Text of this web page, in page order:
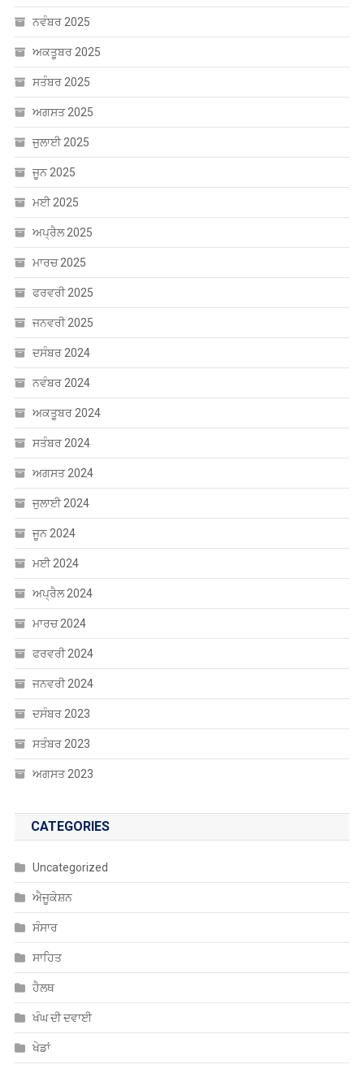
ਨਵੰਬਰ 2025
ਅਕਤੂਬਰ 2025
ਸਤੰਬਰ 2025
ਅਗਸਤ 2025
ਜੁਲਾਈ 2025
ਜੂਨ 2025
ਮਈ 2025
ਅਪ੍ਰੈਲ 2025
ਮਾਰਚ 2025
ਫਰਵਰੀ 2025
ਜਨਵਰੀ 2025
ਦਸੰਬਰ 2024
ਨਵੰਬਰ 2024
ਅਕਤੂਬਰ 2024
ਸਤੰਬਰ 2024
ਅਗਸਤ 2024
ਜੁਲਾਈ 2024
ਜੂਨ 2024
ਮਈ 2024
ਅਪ੍ਰੈਲ 2024
ਮਾਰਚ 2024
ਫਰਵਰੀ 2024
ਜਨਵਰੀ 2024
ਦਸੰਬਰ 2023
ਸਤੰਬਰ 2023
ਅਗਸਤ 2023
CATEGORIES
Uncategorized
ਐਜੂਕੇਸ਼ਨ
ਸੰਸਾਰ
ਸਾਹਿਤ
ਹੈਲਥ
ਖੰਘ ਦੀ ਦਵਾਈ
ਖੇਡਾਂ